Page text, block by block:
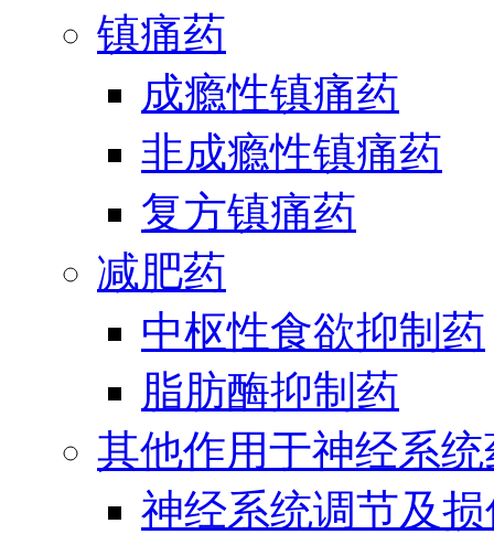
镇痛药
成瘾性镇痛药
非成瘾性镇痛药
复方镇痛药
减肥药
中枢性食欲抑制药
脂肪酶抑制药
其他作用于神经系统
神经系统调节及